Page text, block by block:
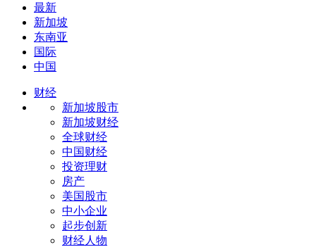
最新
新加坡
东南亚
国际
中国
财经
新加坡股市
新加坡财经
全球财经
中国财经
投资理财
房产
美国股市
中小企业
起步创新
财经人物